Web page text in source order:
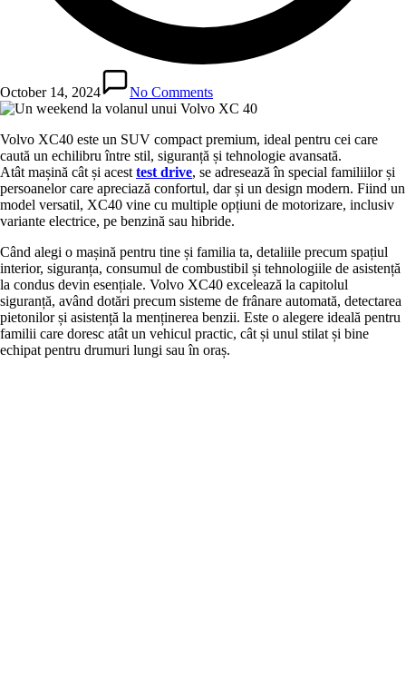
October 14, 2024 No Comments
Volvo XC40 este un SUV compact premium, ideal pentru cei care
caută un echilibru între stil, siguranță și tehnologie avansată.
Atât mașină cât și acest test drive, se adresează în special familiilor și
persoanelor care apreciază confortul, dar și un design modern. Fiind un
model versatil, XC40 vine cu multiple opțiuni de motorizare, inclusiv
variante electrice, pe benzină sau hibride.
Când alegi o mașină pentru tine și familia ta, detaliile precum spațiul
interior, siguranța, consumul de combustibil și tehnologiile de asistență
la condus devin esențiale. Volvo XC40 excelează la capitolul
siguranță, având dotări precum sisteme de frânare automată, detectarea
pietonilor și asistență la menținerea benzii. Este o alegere ideală pentru
familii care doresc atât un vehicul practic, cât și unul stilat și bine
echipat pentru drumuri lungi sau în oraș.